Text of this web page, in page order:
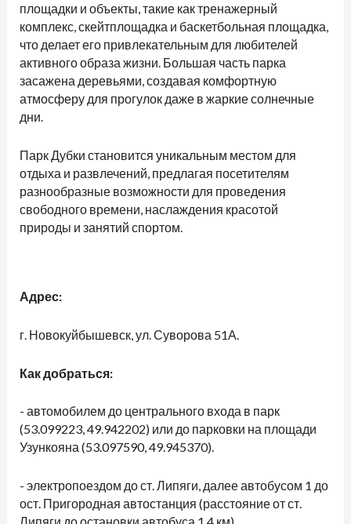
площадки и объекты, такие как тренажерный
комплекс, скейтплощадка и баскетбольная площадка,
что делает его привлекательным для любителей
активного образа жизни. Большая часть парка
засажена деревьями, создавая комфортную
атмосферу для прогулок даже в жаркие солнечные
дни.
Парк Дубки становится уникальным местом для
отдыха и развлечений, предлагая посетителям
разнообразные возможности для проведения
свободного времени, наслаждения красотой
природы и занятий спортом.
Адрес:
г. Новокуйбышевск, ул. Суворова 51А.
Как добраться:
- автомобилем до центрального входа в парк
(53.099223, 49.942202) или до парковки на площади
Узункояна (53.097590, 49.945370).
- электропоездом до ст. Липяги, далее автобусом 1 до
ост. Пригородная автостанция (расстояние от ст.